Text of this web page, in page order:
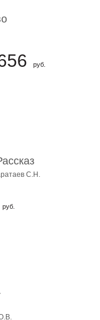
...
руб.
С.Н.
руб.